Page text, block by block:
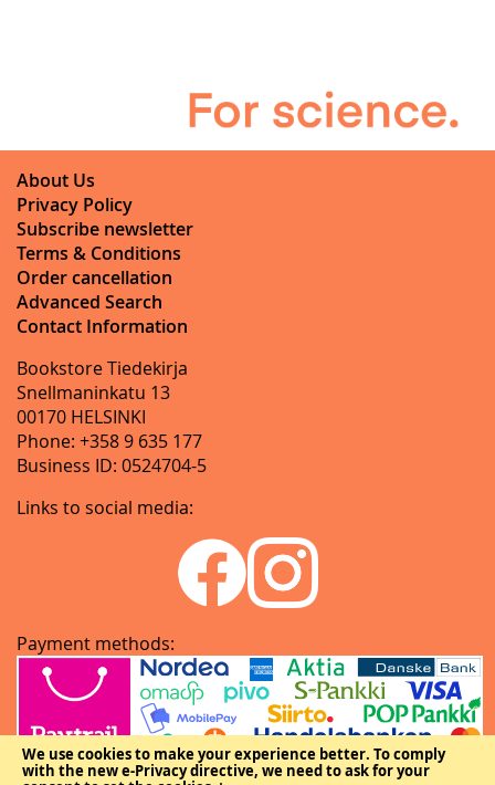
We use cookies to make your experience better. To comply
with the new e-Privacy directive, we need to ask for your
About Us
Privacy Policy
Subscribe newsletter
Terms & Conditions
Order cancellation
Advanced Search
Contact Information
Bookstore Tiedekirja
Snellmaninkatu 13
00170 HELSINKI
Phone: +358 9 635 177
Business ID: 0524704-5
Links to social media:
Payment methods: